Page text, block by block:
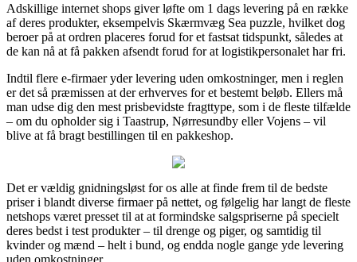
Adskillige internet shops giver løfte om 1 dags levering på en række
af deres produkter, eksempelvis Skærmvæg Sea puzzle, hvilket dog
beroer på at ordren placeres forud for et fastsat tidspunkt, således at
de kan nå at få pakken afsendt forud for at logistikpersonalet har fri.
Indtil flere e-firmaer yder levering uden omkostninger, men i reglen
er det så præmissen at der erhverves for et bestemt beløb. Ellers må
man udse dig den mest prisbevidste fragttype, som i de fleste tilfælde
– om du opholder sig i Taastrup, Nørresundby eller Vojens – vil
blive at få bragt bestillingen til en pakkeshop.
Det er vældig gnidningsløst for os alle at finde frem til de bedste
priser i blandt diverse firmaer på nettet, og følgelig har langt de fleste
netshops været presset til at at formindske salgspriserne på specielt
deres bedst i test produkter – til drenge og piger, og samtidig til
kvinder og mænd – helt i bund, og endda nogle gange yde levering
uden omkostninger.